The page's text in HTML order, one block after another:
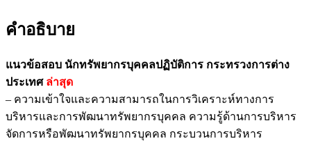
คำอธิบาย
แนวข้อสอบ นักทรัพยากรบุคคลปฏิบัติการ กระทรวงการต่าง
ประเทศ ล่าสุด
– ความเข้าใจและความสามารถในการวิเคราะห์ทางการ
บริหารและการพัฒนาทรัพยากรบุคคล ความรู้ด้านการบริหาร
จัดการหรือพัฒนาทรัพยากรบุคคล กระบวนการบริหาร